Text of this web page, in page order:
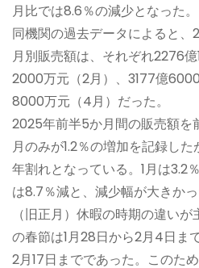
月比では8.6％の減少となった。
同機関の過去データによると
月別販売額は、それぞれ2276
2000万元（2月）、3177億
8000万元（4月）だった。
2025年前半5か月間の販売額を
月のみが1.2％の増加を記録し
年割れとなっている。1月は3.2
は8.7％減と、減少幅が大きか
（旧正月）休暇の時期の違い
の春節は1月28日から2月4日ま
2月17日までであった。このた